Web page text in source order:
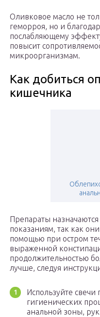
Оливковое масло не
геморроя, но и
послабляющему
повысит
микроорганизмам.
Как добиться
кишечника
Препараты
показаниям, так как
помощью при остром
выраженной
продолжительностью
лучше, следуя
Используйте свечи
гигиенических
анальной зоны,